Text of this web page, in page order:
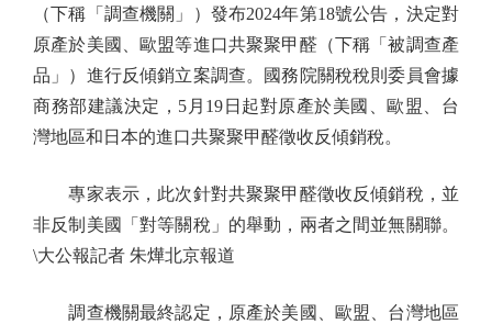
（下稱「調查機關」）發布2024年第18號公告，決定對
原產於美國、歐盟等進口共聚聚甲醛（下稱「被調查產
品」）進行反傾銷立案調查。國務院關稅稅則委員會據
商務部建議決定，5月19日起對原產於美國、歐盟、台
灣地區和日本的進口共聚聚甲醛徵收反傾銷稅。
專家表示，此次針對共聚聚甲醛徵收反傾銷稅，並
非反制美國「對等關稅」的舉動，兩者之間並無關聯。
\大公報記者 朱燁北京報道
調查機關最終認定，原產於美國、歐盟、台灣地區